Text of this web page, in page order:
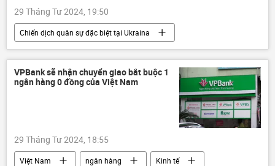
29 Tháng Tư 2024, 19:50
Chiến dịch quân sự đặc biệt tại Ukraina
NATO
Jens Stoltenberg
Thế giới
Hoa Kỳ
Cuộc khủng hoảng ở Ukraina
Ukraina
xung đột quân sự
VPBank sẽ nhận chuyển giao bắt buộc 1
ngân hàng 0 đồng của Việt Nam
29 Tháng Tư 2024, 18:55
Việt Nam ngân hàng
Kinh tế